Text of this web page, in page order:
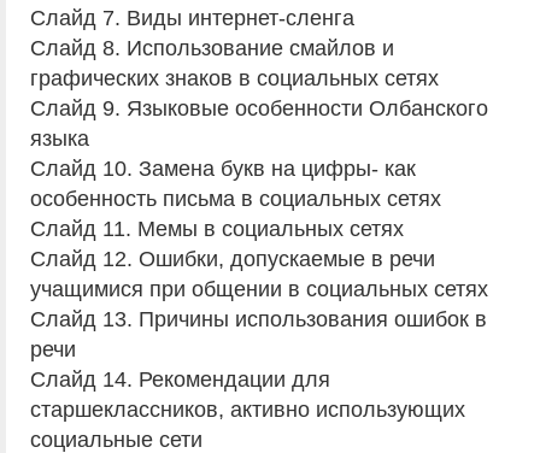
Слайд 7. Виды интернет-сленга
Слайд 8. Использование смайлов и
графических знаков в социальных сетях
Слайд 9. Языковые особенности Олбанского
языка
Слайд 10. Замена букв на цифры- как
особенность письма в социальных сетях
Слайд 11. Мемы в социальных сетях
Слайд 12. Ошибки, допускаемые в речи
учащимися при общении в социальных сетях
Слайд 13. Причины использования ошибок в
речи
Слайд 14. Рекомендации для
старшеклассников, активно использующих
социальные сети